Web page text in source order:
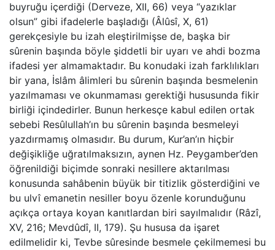
buyruğu içerdiği (Derveze, XII, 66) veya “yazıklar
olsun” gibi ifadelerle başladığı (Âlûsî, X, 61)
gerekçesiyle bu izah eleştirilmişse de, başka bir
sûrenin başında böyle şiddetli bir uyarı ve ahdi bozma
ifadesi yer almamaktadır. Bu konudaki izah farklılıkları
bir yana, İslâm âlimleri bu sûrenin başında besmelenin
yazılmaması ve okunmaması gerektiği hususunda fikir
birliği içindedirler. Bunun herkesçe kabul edilen ortak
sebebi Resûlullah’ın bu sûrenin başında besmeleyi
yazdırmamış olmasıdır. Bu durum, Kur’an’ın hiçbir
değişikliğe uğratılmaksızın, aynen Hz. Peygamber’den
öğrenildiği biçimde sonraki nesillere aktarılması
konusunda sahâbenin büyük bir titizlik gösterdiğini ve
bu ulvî emanetin nesiller boyu özenle korunduğunu
açıkça ortaya koyan kanıtlardan biri sayılmalıdır (Râzî,
XV, 216; Mevdûdî, II, 179). Şu hususa da işaret
edilmelidir ki, Tevbe sûresinde besmele çekilmemesi bu